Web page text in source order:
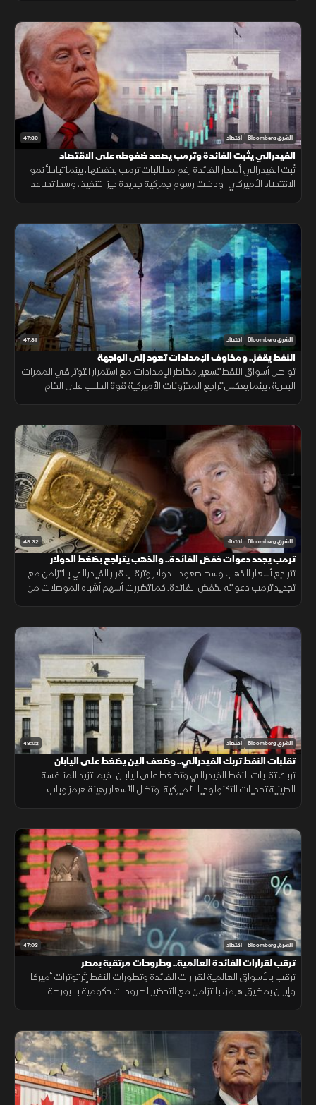
47:39 الشرق Bloomberg اقتصاد
الفيدرالي يثبت الفائدة وترمب يصعد ضغوطه على الاقتصاد
ثبت الفيدرالي أسعار الفائدة رغم مطالبات ترمب بخفضها، بينما تباطأ نمو
الاقتصاد الأميركي، ودخلت رسوم جمركية جديدة حيز التنفيذ، وسط تصاعد
47:31 الشرق Bloomberg اقتصاد
النفط يقفز.. ومخاوف الإمدادات تعود إلى الواجهة
تواصل أسواق النفط تسعير مخاطر الإمدادات مع استمرار التوتر في الممرات
البحرية، بينما يعكس تراجع المخزونات الأميركية قوة الطلب على الخام
49:32 الشرق Bloomberg اقتصاد
ترمب يجدد دعوات خفض الفائدة.. والذهب يتراجع بضغط الدولار
تتراجع أسعار الذهب وسط صعود الدولار وترقب قرار الفيدرالي بالتزامن مع
تجديد ترمب دعواته لخفض الفائدة. كما تضررت أسهم أشباه الموصلات من
48:02 الشرق Bloomberg اقتصاد
تقلبات النفط تربك الفيدرالي.. وضعف الين يضغط على اليابان
تربك تقلبات النفط الفيدرالي وتضغط على اليابان، فيما تزيد المنافسة
الصينية تحديات التكنولوجيا الأميركية. وتظل الأسعار رهينة هرمز وباب
47:03 الشرق Bloomberg اقتصاد
ترقب لقرارات الفائدة العالمية.. وطروحات مرتقبة بمصر
ترقب بالأسواق العالمية لقرارات الفائدة وتطورات النفط إثر توترات أميركا
وإيران بمضيق هرمز، بالتزامن مع التحضير لطروحات حكومية بالبورصة